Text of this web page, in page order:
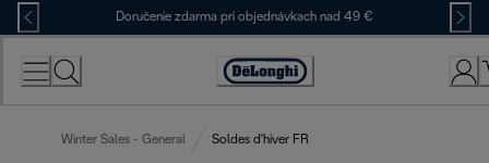
Skip
to
Content
Doručenie zdarma pri objednávkach nad 49 €
Accessibility
Winter Sales - General Soldes d'hiver FR